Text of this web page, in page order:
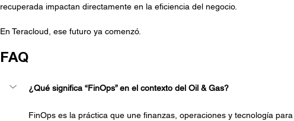
recuperada impactan directamente en la eficiencia del negocio.
En Teracloud, ese futuro ya comenzó.
FAQ
¿Qué significa “FinOps” en el contexto del Oil & Gas?
FinOps es la práctica que une finanzas, operaciones y tecnología